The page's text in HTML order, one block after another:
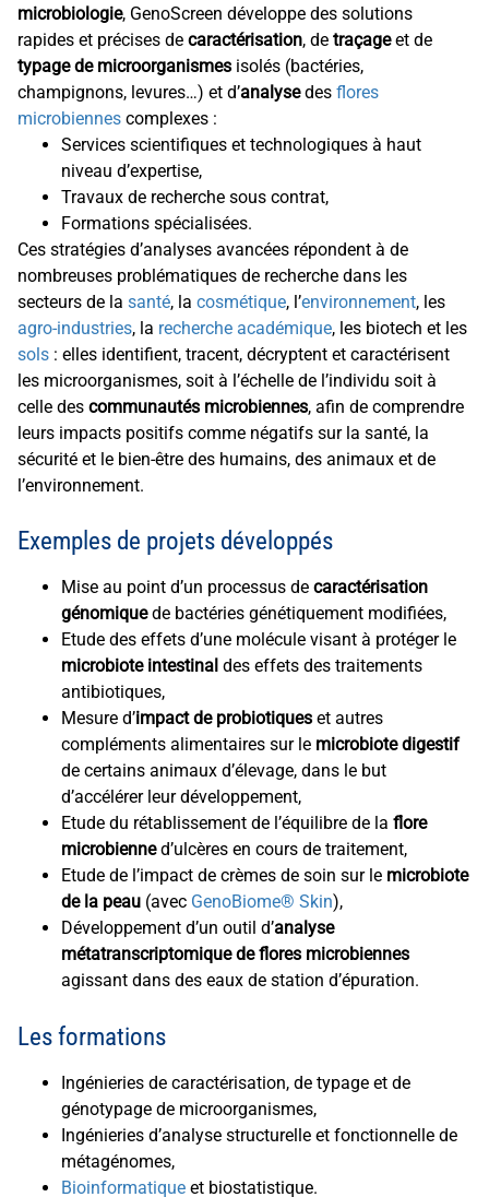
microbiologie, GenoScreen développe des solutions
rapides et précises de caractérisation, de traçageet de
typage de microorganismes isolés (bactéries,
champignons, levures…) et d’analysedes flores
microbiennes complexes :
Services scientifiques et technologiques à haut
niveau d’expertise,
Travaux de recherche sous contrat,
Formations spécialisées.
Ces stratégies d’analyses avancées répondent à de
nombreuses problématiques de recherche dans les
secteurs de la santé, la cosmétique, l’environnement, les
agro-industries, la recherche académique, les biotech et les
sols : elles identifient, tracent, décryptent et caractérisent
les microorganismes, soit à l’échelle de l’individu soit à
celle des communautés microbiennes, afin de comprendre
leurs impacts positifs comme négatifs sur la santé, la
sécurité et le bien-être des humains, des animaux et de
l’environnement.
Exemples de projets développés
Mise au point d’un processus de caractérisation
génomiquede bactéries génétiquement modifiées,
Etude des effets d’une molécule visant à protéger le
microbiote intestinal des effets des traitements
antibiotiques,
Mesure d’impact de probiotiques et autres
compléments alimentaires sur le microbiote digestif
de certains animaux d’élevage, dans le but
d’accélérer leur développement,
Etude du rétablissement de l’équilibre de la flore
microbienned’ulcères en cours de traitement,
Etude de l’impact de crèmes de soin sur le microbiote
de la peau (avec GenoBiome® Skin),
Développement d’un outil d’analyse
métatranscriptomique de flores microbiennes
agissant dans des eaux de station d’épuration.
Les formations
Ingénieries de caractérisation, de typage et de
génotypage de microorganismes,
Ingénieries d’analyse structurelle et fonctionnelle de
métagénomes,
Bioinformatique et biostatistique.